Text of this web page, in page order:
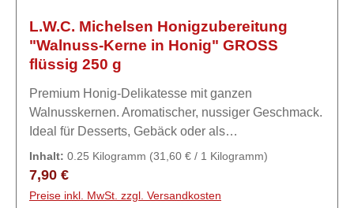
L.W.C. Michelsen Honigzubereitung
"Walnuss-Kerne in Honig" GROSS
flüssig 250 g
Premium Honig-Delikatesse mit ganzen
Walnusskernen. Aromatischer, nussiger Geschmack.
Ideal für Desserts, Gebäck oder als
Brotaufstrich.Zutaten89,5% Honig, 10 %
WALNUSSkerne, Karamell-Aroma.
Inhalt: 0.25 Kilogramm (31,60 € / 1 Kilogramm)
Regulärer Preis:
7,90 €
Preise inkl. MwSt. zzgl. Versandkosten